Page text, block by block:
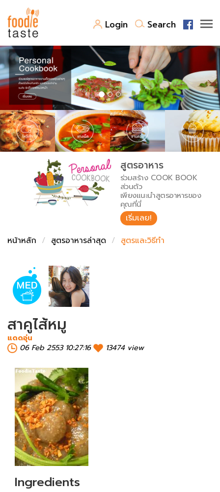
Login Search
สูตรอาหาร
สูตรอาหารล่าสุด
Top Foodie
พาไปชิม
สารพันก้นครัว
เคล็ดลับน่ารู้
เปรียบเทียบหน่วยการตวง
เปรียบเทียบอุณหภูมิ
เปรียบเทียบน้ำหนักวัตถุดิบ
FoodPedia
สร้าง Cookbook
สูตรอาหาร
ร่วมสร้าง COOK BOOK
ส่วนตัว
เพียงแนะนำสูตรอาหารของ
คุณที่นี่
เริ่มเลย!
หน้าหลัก
สูตรอาหารล่าสุด สูตรและวิธีทำ
สาคูไส้หมู
แดดอุ่น
06 Feb 2553 10:27:16
13474 view
Ingredients